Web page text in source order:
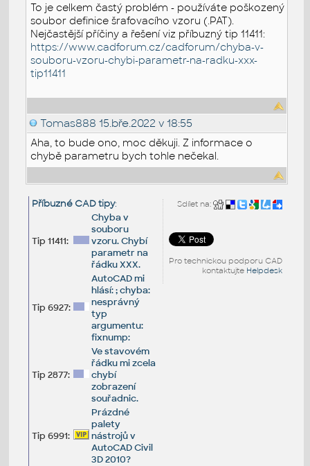
To je celkem častý problém - používáte poškozený
soubor definice šrafovacího vzoru (.PAT).
Nejčastější příčiny a řešení viz příbuzný tip 11411:
https://www.cadforum.cz/cadforum/chyba-v-
souboru-vzoru-chybi-parametr-na-radku-xxx-
tip11411
Tomas888 15.bře.2022 v 18:55
Aha, to bude ono, moc děkuji. Z informace o
chybě parametru bych tohle nečekal.
Sdílet na:
Pro technickou podporu CAD
kontaktujte Helpdesk
Příbuzné CAD tipy:
Tip 11411:
Chyba v
souboru
vzoru. Chybí
parametr na
řádku XXX.
Tip 6927:
AutoCAD mi
hlásí: ; chyba:
nesprávný
typ
argumentu:
fixnump:
Tip 2877:
Ve stavovém
řádku mi zcela
chybí
zobrazení
souřadnic.
Tip 6991:
Prázdné
palety
nástrojů v
AutoCAD Civil
3D 2010?